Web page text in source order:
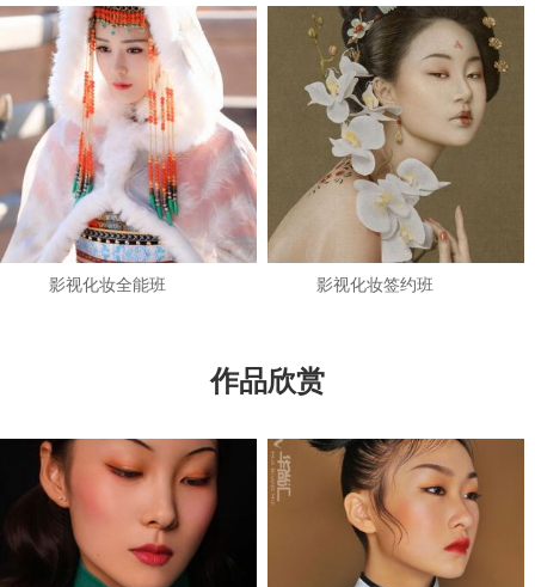
影视化妆全能班 影视化妆签约班
作品欣赏